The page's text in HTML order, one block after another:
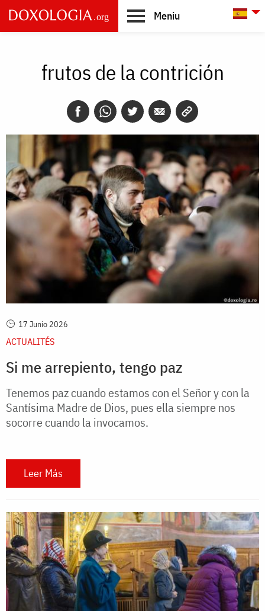
Skip to main content
Meniu
frutos de la contrición
17 Junio 2026
ACTUALITÉS
Si me arrepiento, tengo paz
Tenemos paz cuando estamos con el Señor y con la
Santísima Madre de Dios, pues ella siempre nos
socorre cuando la invocamos.
Leer Más